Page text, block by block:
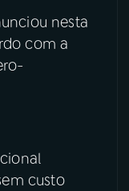
nesta
com a
custo